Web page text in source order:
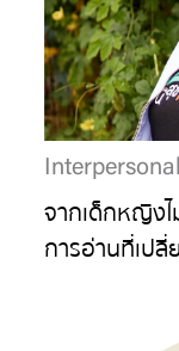
Interpersonal
จากเด็กหญิง
การอ่านที่เป